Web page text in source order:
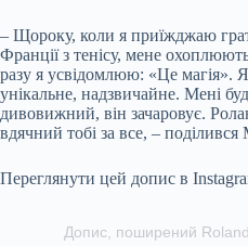
– Щороку, коли я приїжджаю
Франції з тенісу, мене
разу я усвідомлюю: «Це магія».
унікальне, надзвичайне. Мені
дивовижний, він зачаровує.
вдячний тобі за все, – поділився
Переглянути цей допис в
Допис, поширений